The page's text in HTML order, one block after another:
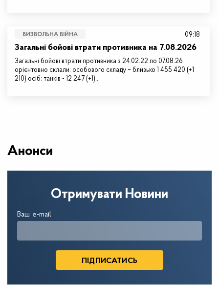
ВИЗВОЛЬНА ВІЙНА
Загальні бойові втрати противника на 7.08.2026
Загальні бойові втрати противника з 24.02.22 по 07.08.26
орієнтовно склали: особового складу – близько 1 455 420 (+1
210) осіб; танків - 12 247 (+1)…
09:18
Анонси
Отримувати Новини
Ваш e-mail